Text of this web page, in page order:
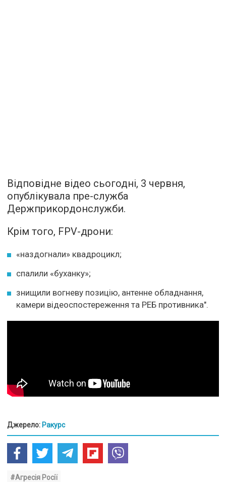
Відповідне відео сьогодні, 3 червня,
опублікувала пре-служба
Держприкордонслужби.
Крім того, FPV-дрони:
«наздогнали» квадроцикл;
спалили «буханку»;
знищили вогневу позицію, антенне обладнання,
камери відеоспостереження та РЕБ противника".
Джерело: Ракурс
#Агресія Росії